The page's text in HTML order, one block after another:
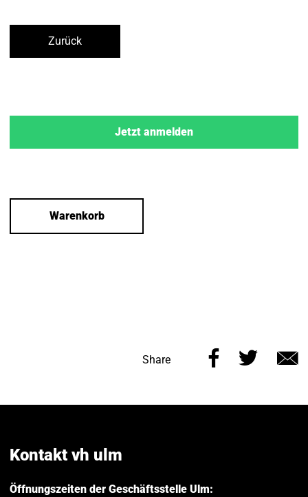
Zurück
Jetzt anmelden
Warenkorb
Share
Share
page
Share
page
Kontakt vh ulm
Öffnungszeiten der Geschäftsstelle Ulm: